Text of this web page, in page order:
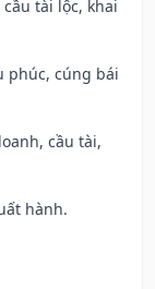
tài lộc, khai
phúc, cúng bái
cầu tài,
hành.